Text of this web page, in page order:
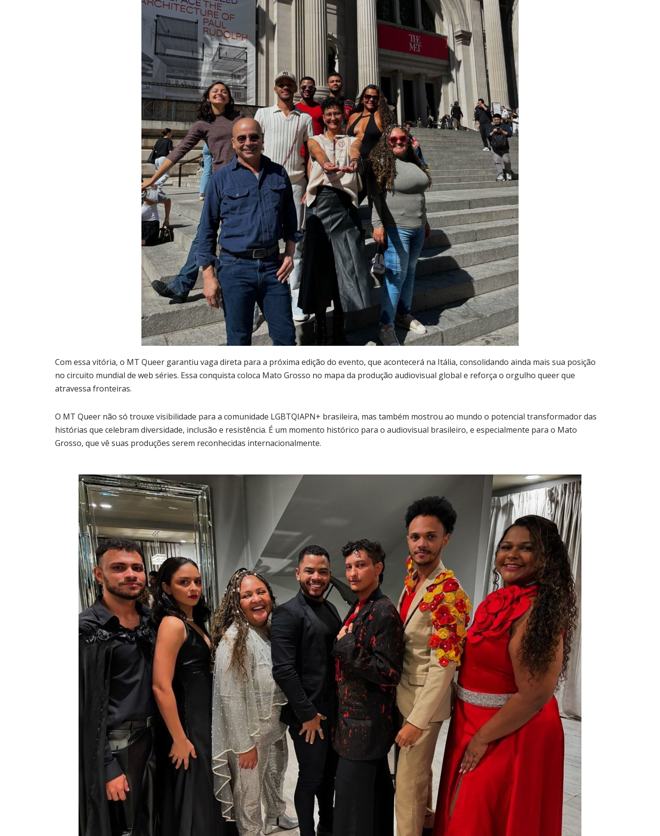
Com essa vitória, o MT Queer garantiu vaga direta para a próxima edição do evento, que acontecerá na Itália, consolidando ainda mais sua posição
no circuito mundial de web séries. Essa conquista coloca Mato Grosso no mapa da produção audiovisual global e reforça o orgulho queer que
atravessa fronteiras.
O MT Queer não só trouxe visibilidade para a comunidade LGBTQIAPN+ brasileira, mas também mostrou ao mundo o potencial transformador das
histórias que celebram diversidade, inclusão e resistência. É um momento histórico para o audiovisual brasileiro, e especialmente para o Mato
Grosso, que vê suas produções serem reconhecidas internacionalmente.